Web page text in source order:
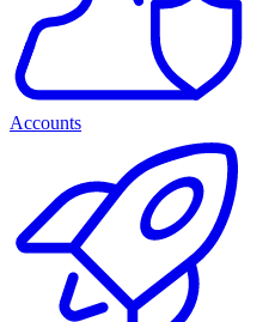
Accounts